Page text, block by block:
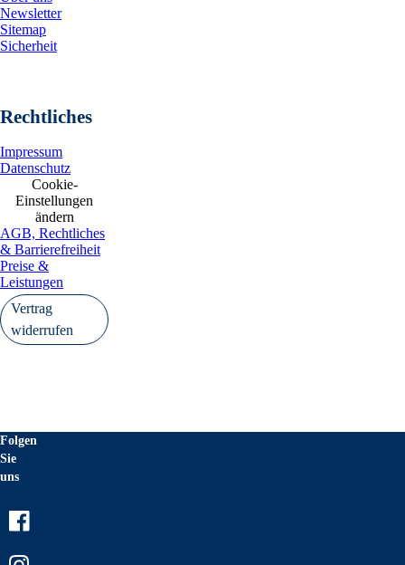
Newsletter
Sitemap
Sicherheit
Rechtliches
Impressum
Datenschutz
Cookie-
Einstellungen
ändern
AGB, Rechtliches
& Barrierefreiheit
Preise &
Leistungen
Vertrag
widerrufen
Folgen
Sie
uns